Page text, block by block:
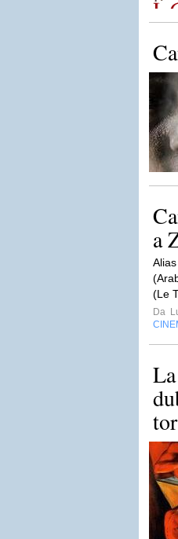
a
(Le
Da